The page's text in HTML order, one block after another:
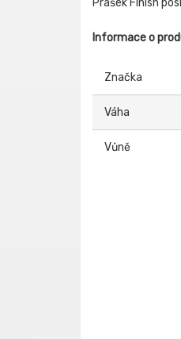
Prášek Finish
Informace o
Značka
Váha
Vůně